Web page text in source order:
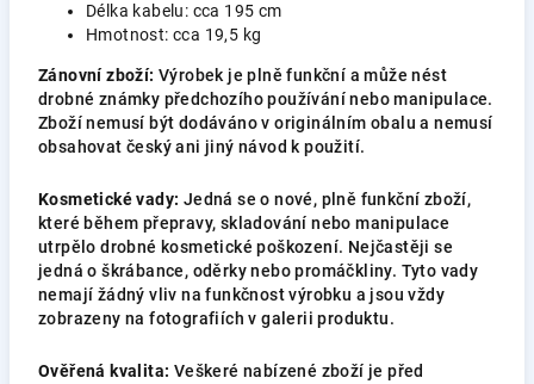
Délka kabelu: cca 195 cm
Hmotnost: cca 19,5 kg
Zánovní zboží: Výrobek je plně funkční a může nést
drobné známky předchozího používání nebo manipulace.
Zboží nemusí být dodáváno v originálním obalu a nemusí
obsahovat český ani jiný návod k použití.
Kosmetické vady: Jedná se o nové, plně funkční zboží,
které během přepravy, skladování nebo manipulace
utrpělo drobné kosmetické poškození. Nejčastěji se
jedná o škrábance, oděrky nebo promáčkliny. Tyto vady
nemají žádný vliv na funkčnost výrobku a jsou vždy
zobrazeny na fotografiích v galerii produktu.
Ověřená kvalita: Veškeré nabízené zboží je před